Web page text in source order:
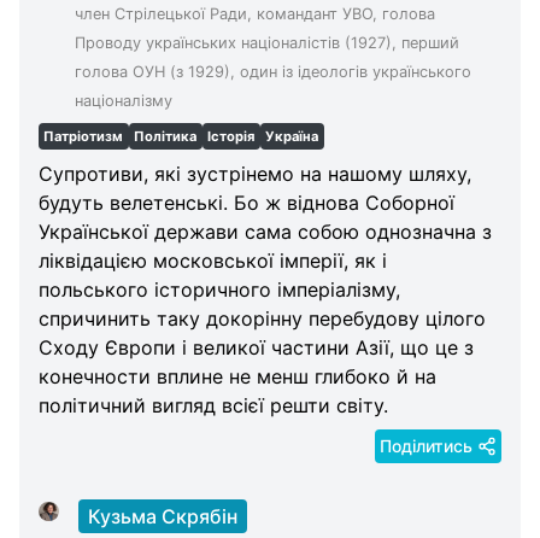
член Стрілецької Ради, командант УВО, голова
Проводу українських націоналістів (1927), перший
голова ОУН (з 1929), один із ідеологів українського
націоналізму
Патріотизм Політика Історія Україна
Супротиви, які зустрінемо на нашому шляху,
будуть велетенські. Бо ж віднова Соборної
Української держави сама собою однозначна з
ліквідацією московської імперії, як і
польського історичного імперіалізму,
спричинить таку докорінну перебудову цілого
Сходу Європи і великої частини Азії, що це з
конечности вплине не менш глибоко й на
політичний вигляд всієї решти світу.
Поділитись
Кузьма Скрябін